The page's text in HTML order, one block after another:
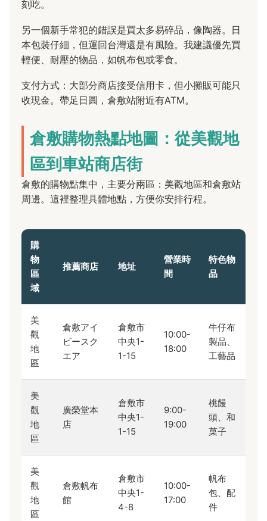
刻吃。
另一個新手常犯的錯誤是買太多易碎品，像陶器。日
本包裝仔細，但運回台灣還是有風險。我建議優先買
輕便、耐壓的物品，如帆布包或零食。
支付方式：大部分商店接受信用卡，但小攤販可能只
收現金。帶足日圓，倉敷站附近有ATM。
倉敷購物熱點地圖：從美觀地
區到車站商店街
倉敷的購物點集中，主要分兩區：美觀地區和倉敷站
周邊。這裡整理具體地點，方便你安排行程。
購
物
區
域
推薦商店 地址
營業時
間
特色物
品
美
觀
地
區
倉敷アイ
ビースク
エア
倉敷市
中央1-
1-15
10:00-
18:00
牛仔布
製品、
工藝品
美
觀
地
區
廣榮堂本
店
倉敷市
中央1-
1-15
9:00-
19:00
桃饅
頭、和
菓子
美
觀
地
區
倉敷帆布
館
倉敷市
中央1-
4-8
10:00-
17:00
帆布
包、配
件